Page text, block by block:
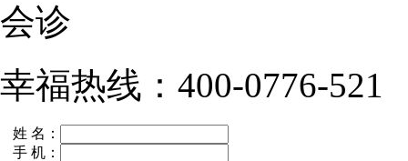
会诊
幸福热线：400-0776-521
姓 名：
手 机：